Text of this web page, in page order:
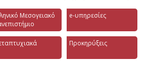
Μεσογειακό
e-υπηρεσίες
Προκηρύξεις